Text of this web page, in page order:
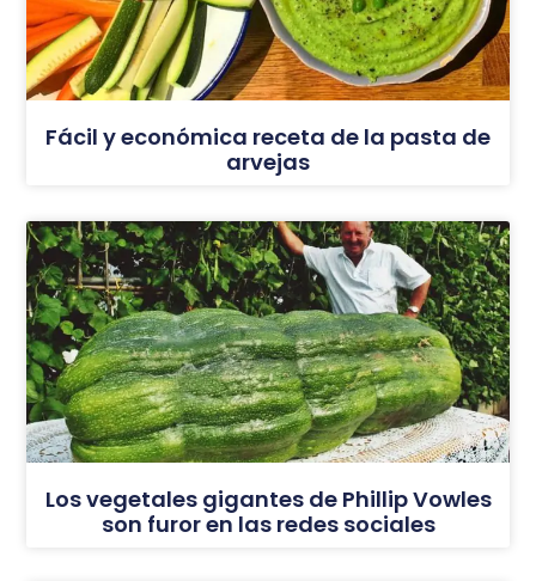
Fácil y económica receta de la pasta de
arvejas
Los vegetales gigantes de Phillip Vowles
son furor en las redes sociales